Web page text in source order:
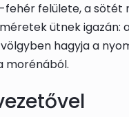
felülete, a
ütnek igazán:
hagyja a
morénából.